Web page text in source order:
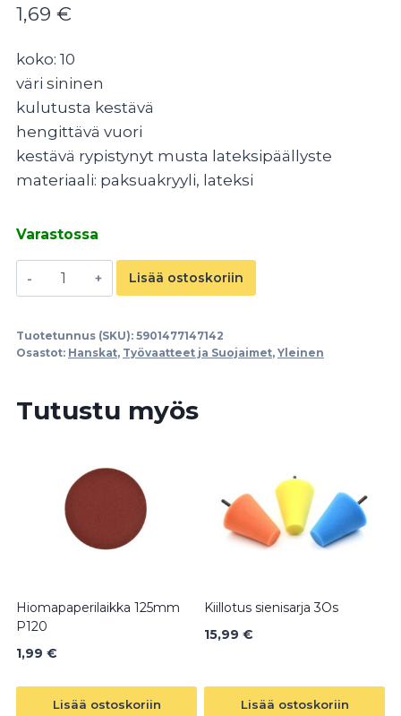
1,69 €
koko: 10
väri sininen
kulutusta kestävä
hengittävä vuori
kestävä rypistynyt musta lateksipäällyste
materiaali: paksuakryyli, lateksi
Varastossa
Työhansikkaat
rypistyneellä
sininen
Lisää ostoskoriin
Tuotetunnus (SKU): 5901477147142
Osastot: Hanskat, Työvaatteet ja Suojaimet, Yleinen
Tutustu myös
Hiomapaperilaikka 125mm
P120
1,99 €
Lisää ostoskoriin
Kiillotus sienisarja 3Os
15,99 €
Lisää ostoskoriin